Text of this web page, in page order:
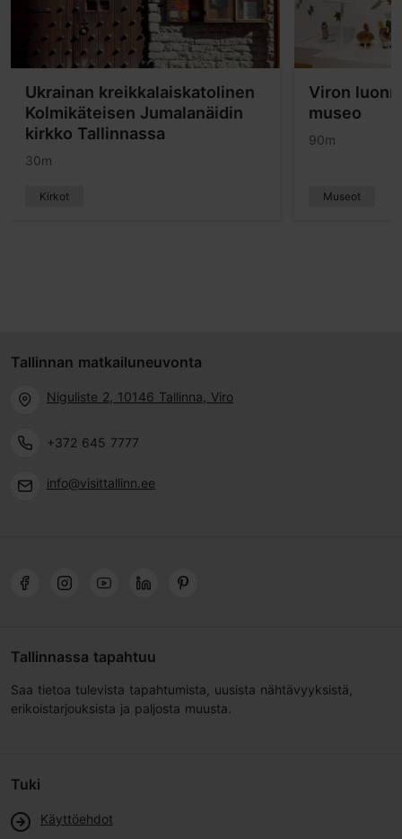
Ukrainan kreikkalaiskatolinen
Kolmikäteisen Jumalanäidin
kirkko Tallinnassa
30m
Kirkot
Viron
museo
90m
Museot
Tallinnan matkailuneuvonta
Niguliste 2, 10146 Tallinna, Viro
+372 645 7777
info@visittallinn.ee
Tallinnassa tapahtuu
Saa tietoa tulevista tapahtumista, uusista nähtävyyksistä,
erikoistarjouksista ja paljosta muusta.
Tuki
Käyttöehdot